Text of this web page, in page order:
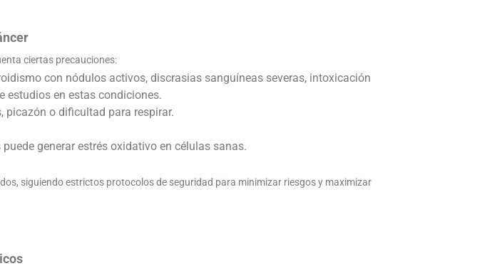
ciertas precauciones:
con nódulos activos, discrasias sanguíneas severas, intoxicación
estudios en estas condiciones.
picazón o dificultad para respirar.
generar estrés oxidativo en células sanas.
siguiendo estrictos protocolos de seguridad para minimizar riesgos y maximizar